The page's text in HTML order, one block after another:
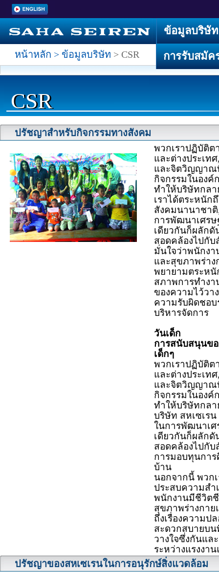
ข้อมูลบริษัท
การรับสมัค
หน้าหลัก > ข้อมูลบริษัท > CSR
CSR
ปรัชญาสำหรับกิจกรรมทางสังคม
พวกเราปฏิบัติต
และต่างประเท
และจิตวิญญาณ
กิจกรรมในองค์
ทำให้บริษัทกลา
เราได้ตระหนัก
สังคมนานาชา
การพัฒนาเศร
เดียวกันก็ผลักดั
สอดคล้องไปกับ
มั่นใจว่าพนักง
และสุขภาพร่าง
พยายามตระหนั
สภาพการทำง
ของความไว้วา
ความรับผิดชอบ
บริหารจัดการ
วันเด็ก
การสนับสนุนขอ
เด็กๆ
พวกเราปฏิบัติต
และต่างประเท
และจิตวิญญาณ
กิจกรรมในองค์
ทำให้บริษัทกลา
บริษัท สหเซเร
ในการพัฒนาเ
เดียวกันก็ผลักดั
สอดคล้องไปกับ
การมอบทุนการ
บ้าน
นอกจากนี้ พวก
ประสบความสำ
พนักงานมีชีวิต
สุขภาพร่างกาย
ถึงเรื่องความป
สะดวกสบายบ
วางใจซึ่งกันแล
ระหว่างแรงงา
ปรัชญาของสหเซเรนในการอนุรักษ์สิ่งแวดล้อม